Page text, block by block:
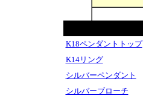
K18ペンダントトップ
K14リング
シルバーペンダント
シルバーブローチ